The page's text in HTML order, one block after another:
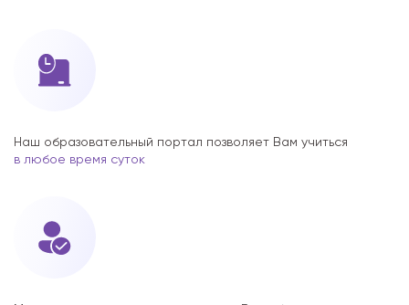
Наш образовательный портал позволяет Вам учиться
в любое время суток